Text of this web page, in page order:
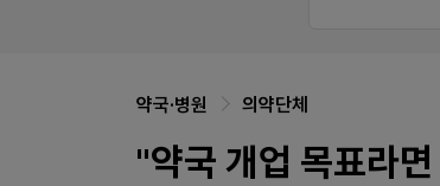
약국·병원 의약단체
"약국 개업 목표라